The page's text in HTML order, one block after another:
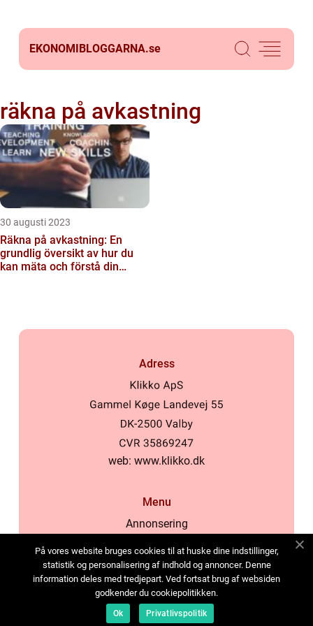
EKONOMIBLOGGARNA.se
räkna på avkastning
30 augusti 2023
Räkna på avkastning: En
grundlig översikt av hur du
kan mäta och förstå din
Adress
web: www.klikko.dk
Menu
Annonsering
Cookies
Kontakta oss
Sitemap
På vores website bruges cookies til at huske dine indstillinger,
statistik og personalisering af indhold og annoncer. Denne
information deles med tredjepart. Ved fortsat brug af websiden
godkender du cookiepolitikken.
Ok Privatlivspolitik